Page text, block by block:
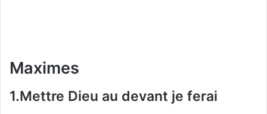
Maximes
1.Mettre Dieu au devant je ferai